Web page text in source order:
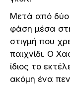
Μετά από δύο
φάση μέσα
στιγμή που
παιχνίδι. Ο
ίδιος το
ακόμη ένα